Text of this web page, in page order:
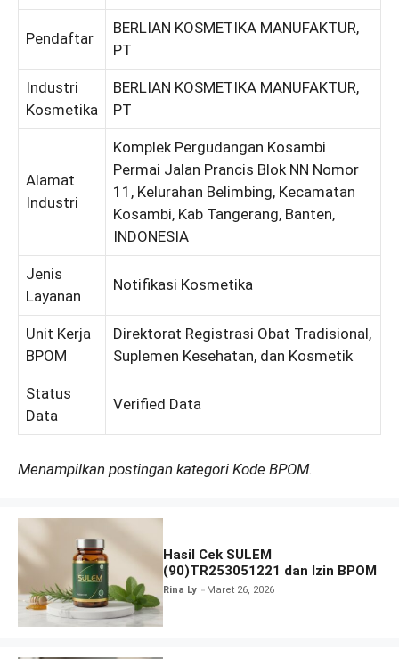
Pendaftar
BERLIAN KOSMETIKA MANUFAKTUR,
PT
Industri
Kosmetika
BERLIAN KOSMETIKA MANUFAKTUR,
PT
Alamat
Industri
Komplek Pergudangan Kosambi
Permai Jalan Prancis Blok NN Nomor
11, Kelurahan Belimbing, Kecamatan
Kosambi, Kab Tangerang, Banten,
INDONESIA
Jenis
Layanan
Notifikasi Kosmetika
Unit Kerja
BPOM
Direktorat Registrasi Obat Tradisional,
Suplemen Kesehatan, dan Kosmetik
Status
Data
Verified Data
Menampilkan postingan kategori Kode BPOM.
Hasil Cek SULEM
(90)TR253051221 dan Izin BPOM
Rina Ly Maret 26, 2026